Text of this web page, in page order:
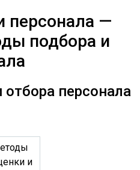
персонала —
подбора и
персонала
и